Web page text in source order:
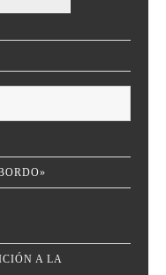
A LA